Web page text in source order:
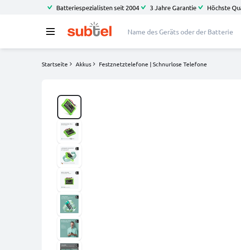
Batteriespezialisten seit 2004 3 Jahre Garantie Höchste
Startseite Akkus Festznetztelefone | Schnurlose Telefone